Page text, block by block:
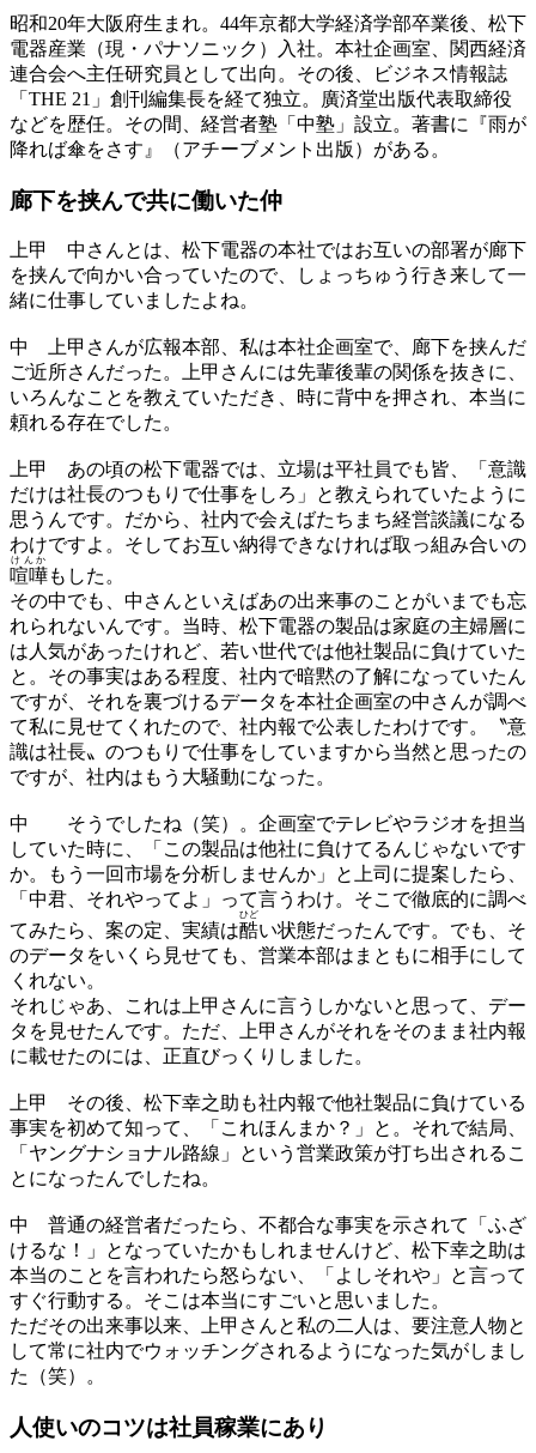
昭和20年大阪府生まれ。44年京都大学経済学部卒業後、松下
電器産業（現・パナソニック）入社。本社企画室、関西経済
連合会へ主任研究員として出向。その後、ビジネス情報誌
「THE 21」創刊編集長を経て独立。廣済堂出版代表取締役
などを歴任。その間、経営者塾「中塾」設立。著書に『雨が
降れば傘をさす』（アチーブメント出版）がある。
廊下を挟んで共に働いた仲
上甲
中さんとは、松下電器の本社ではお互いの部署が廊下
を挟んで向かい合っていたので、しょっちゅう行き来して一
緒に仕事していましたよね。
中
上甲さんが広報本部、私は本社企画室で、廊下を挟んだ
ご近所さんだった。上甲さんには先輩後輩の関係を抜きに、
いろんなことを教えていただき、時に背中を押され、本当に
頼れる存在でした。
上甲
あの頃の松下電器では、立場は平社員でも皆、「意識
だけは社長のつもりで仕事をしろ」と教えられていたように
思うんです。だから、社内で会えばたちまち経営談議になる
わけですよ。そしてお互い納得できなければ取っ組み合いの
喧嘩
けんか
もした。
その中でも、中さんといえばあの出来事のことがいまでも忘
れられないんです。当時、松下電器の製品は家庭の主婦層に
は人気があったけれど、若い世代では他社製品に負けていた
と。その事実はある程度、社内で暗黙の了解になっていたん
ですが、それを裏づけるデータを本社企画室の中さんが調べ
て私に見せてくれたので、社内報で公表したわけです。〝意
識は社長〟のつもりで仕事をしていますから当然と思ったの
ですが、社内はもう大騒動になった。
中
そうでしたね（笑）。企画室でテレビやラジオを担当
していた時に、「この製品は他社に負けてるんじゃないです
か。もう一回市場を分析しませんか」と上司に提案したら、
「中君、それやってよ」って言うわけ。そこで徹底的に調べ
てみたら、案の定、実績は酷
ひど
い状態だったんです。でも、そ
のデータをいくら見せても、営業本部はまともに相手にして
くれない。
それじゃあ、これは上甲さんに言うしかないと思って、デー
タを見せたんです。ただ、上甲さんがそれをそのまま社内報
に載せたのには、正直びっくりしました。
上甲
その後、松下幸之助も社内報で他社製品に負けている
事実を初めて知って、「これほんまか？」と。それで結局、
「ヤングナショナル路線」という営業政策が打ち出されるこ
とになったんでしたね。
中
普通の経営者だったら、不都合な事実を示されて「ふざ
けるな！」となっていたかもしれませんけど、松下幸之助は
本当のことを言われたら怒らない、「よしそれや」と言って
すぐ行動する。そこは本当にすごいと思いました。
ただその出来事以来、上甲さんと私の二人は、要注意人物と
して常に社内でウォッチングされるようになった気がしまし
た（笑）。
人使いのコツは社員稼業にあり